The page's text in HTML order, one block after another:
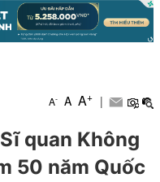
A- A A+ |
quan Không
50 năm Quốc